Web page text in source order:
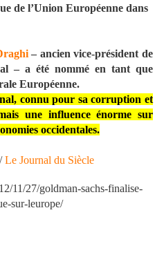
de l’Union Européenne dans
– ancien vice-président de
– a été nommé en tant que
Européenne.
connu pour sa corruption et
une influence énorme sur
occidentales.
/Le Journal du Siècle
11/27/goldman-sachs-finalise-
sur-leurope/